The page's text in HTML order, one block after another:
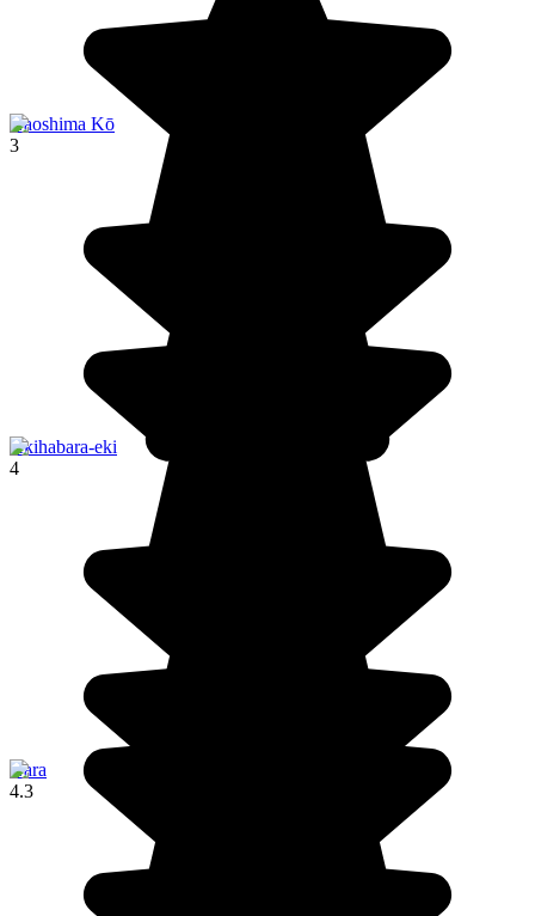
Naoshima Kō
3
Akihabara-eki
4
Nara
4.3